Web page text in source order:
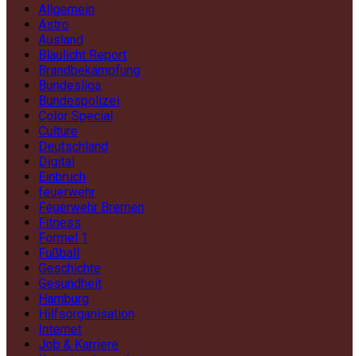
Allgemein
Astro
Ausland
Blaulicht Report
Brandbekämpfung
Bundesliga
Bundespolizei
Color Special
Culture
Deutschland
Digital
Einbruch
feuerwehr
Feuerwehr Bremen
Fitness
Formel 1
Fußball
Geschichte
Gesundheit
Hamburg
Hilfsorganisation
Internet
Job & Karriere